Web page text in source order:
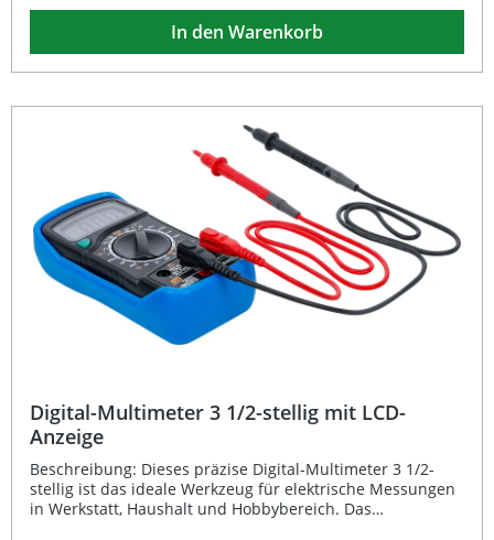
vollständig erhalten. Mit Adaptern für Mini- und
Standard-Stecksicherungssockel ist das Messgerät
vielseitig einsetzbar und unterstützt sowohl 12- als auch
24-Volt-Systeme. Der maximal messbare Strom beträgt 20
elektrischer Anwendungen geeignet ist. Messung direkt
am Sicherungskasten ohne Systemunterbrechung
Erkennung verdeckter Stromverbraucher im Fahrzeug Für
12V- und 24V-Systeme geeignet Mit Steckern für Mini- und
Standard-Stecksicherungen Maximale Stromstärke bis 20
A Lieferumfang: Digitales Amperemeter für
Sicherungskontakt Stecker für Mini-Stecksicherungssockel
Stecker für Standard-Stecksicherungssockel
In den Warenkorb
Digital-Multimeter 3 1/2-stellig mit LCD-
Anzeige
Beschreibung: Dieses präzise Digital-Multimeter 3 1/2-
stellig ist das ideale Werkzeug für elektrische Messungen
in Werkstatt, Haushalt und Hobbybereich. Das